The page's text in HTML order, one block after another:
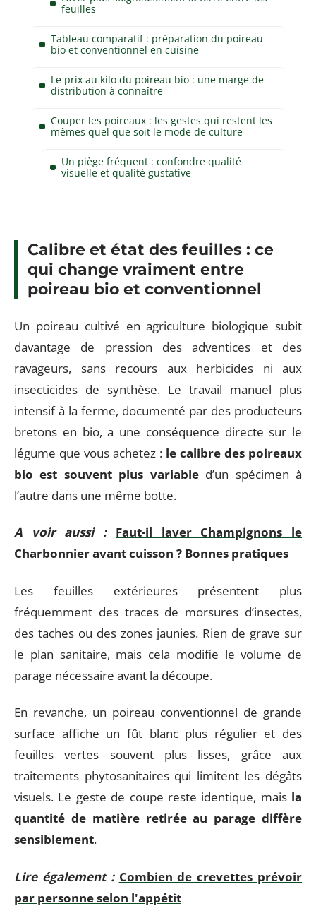
feuilles
Tableau comparatif : préparation du poireau
bio et conventionnel en cuisine
Le prix au kilo du poireau bio : une marge de
distribution à connaître
Couper les poireaux : les gestes qui restent les
mêmes quel que soit le mode de culture
Un piège fréquent : confondre qualité
visuelle et qualité gustative
Calibre et état des feuilles : ce
qui change vraiment entre
poireau bio et conventionnel
Un poireau cultivé en agriculture biologique subit
davantage de pression des adventices et des
ravageurs, sans recours aux herbicides ni aux
insecticides de synthèse. Le travail manuel plus
intensif à la ferme, documenté par des producteurs
bretons en bio, a une conséquence directe sur le
légume que vous achetez : le calibre des poireaux
bio est souvent plus variabled’un spécimen à
l’autre dans une même botte.
A voir aussi :
Faut-il laver Champignons le
Charbonnier avant cuisson ? Bonnes pratiques
Les feuilles extérieures présentent plus
fréquemment des traces de morsures d’insectes,
des taches ou des zones jaunies. Rien de grave sur
le plan sanitaire, mais cela modifie le volume de
parage nécessaire avant la découpe.
En revanche, un poireau conventionnel de grande
surface affiche un fût blanc plus régulier et des
feuilles vertes souvent plus lisses, grâce aux
traitements phytosanitaires qui limitent les dégâts
visuels. Le geste de coupe reste identique, mais la
quantité de matière retirée au parage diffère
sensiblement.
Lire également : Combien de crevettes prévoir
par personne selon l'appétit